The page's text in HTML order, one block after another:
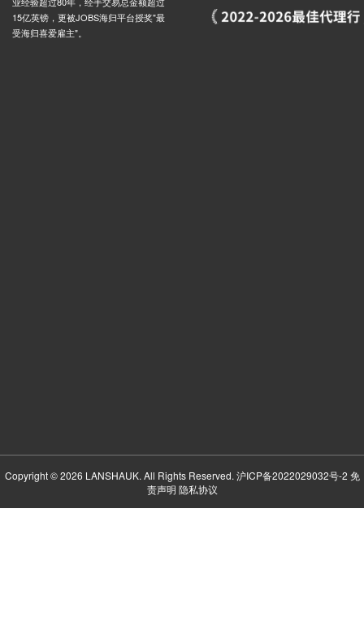
15亿英镑，更被JOBS海归平台授奖"最
受海归喜爱雇主"。
Copyright © 2026 LANSHAUK. All Rights Reserved. 沪ICP备2022029032号-2 免
责声明 隐私协议